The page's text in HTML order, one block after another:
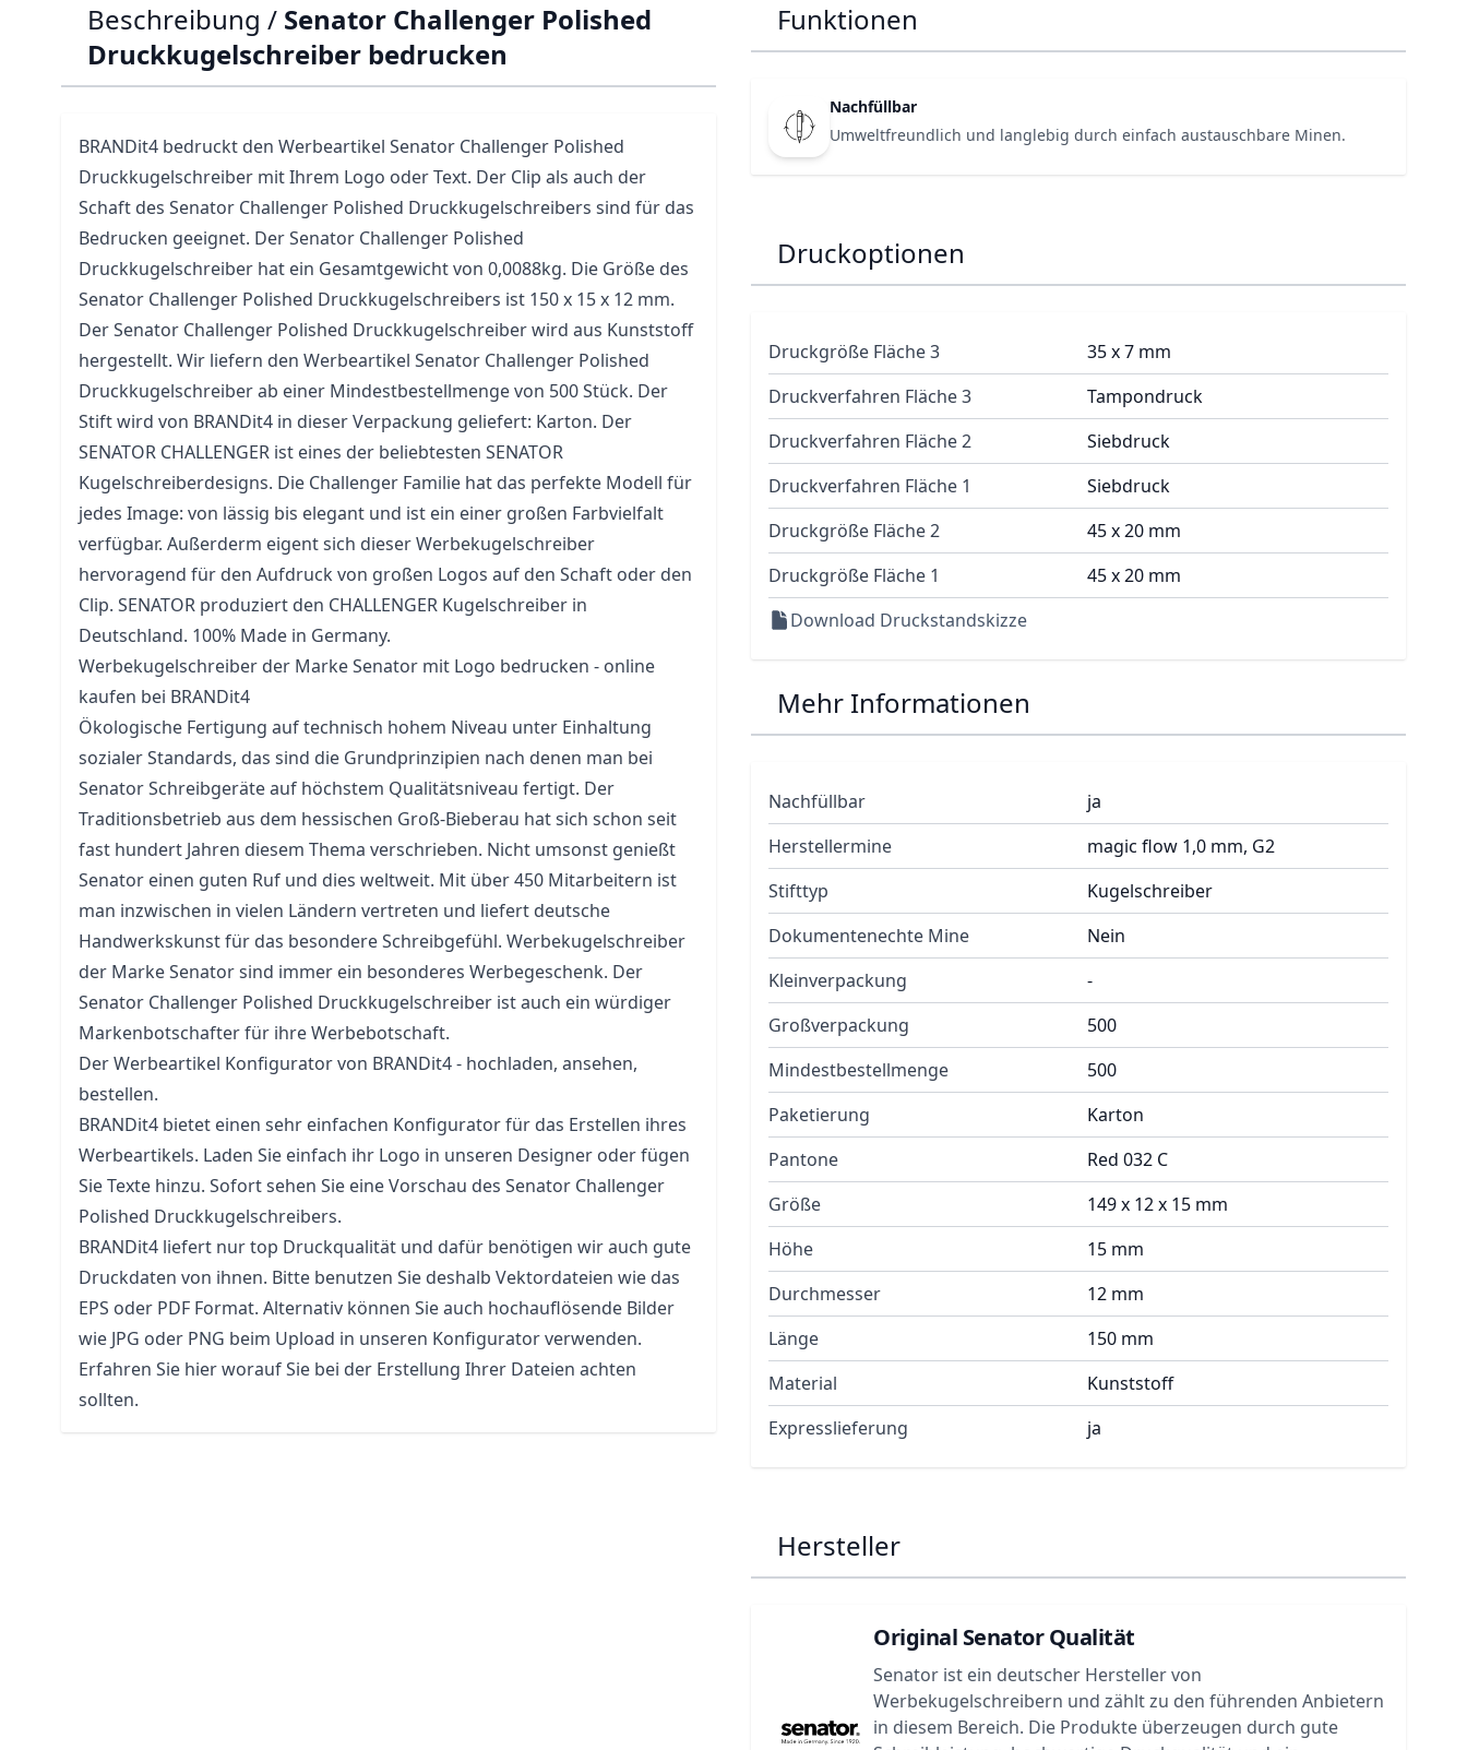
Beschreibung / Senator Challenger Polished
Druckkugelschreiber bedrucken
BRANDit4 bedruckt den Werbeartikel Senator Challenger Polished
Druckkugelschreiber mit Ihrem Logo oder Text. Der Clip als auch der
Schaft des Senator Challenger Polished Druckkugelschreibers sind für das
Bedrucken geeignet. Der Senator Challenger Polished
Druckkugelschreiber hat ein Gesamtgewicht von 0,0088kg. Die Größe des
Senator Challenger Polished Druckkugelschreibers ist 150 x 15 x 12 mm.
Der Senator Challenger Polished Druckkugelschreiber wird aus Kunststoff
hergestellt. Wir liefern den Werbeartikel Senator Challenger Polished
Druckkugelschreiber ab einer Mindestbestellmenge von 500 Stück. Der
Stiftwird von BRANDit4 in dieser Verpackung geliefert: Karton. Der
SENATOR CHALLENGER ist eines der beliebtesten SENATOR
Kugelschreiberdesigns. Die Challenger Familie hat das perfekte Modell für
jedes Image: von lässig bis elegant und ist ein einer großen Farbvielfalt
verfügbar. Außerderm eigent sich dieser Werbekugelschreiber
hervoragend für den Aufdruck von großen Logos auf den Schaft oder den
Clip. SENATOR produziert den CHALLENGER Kugelschreiber in
Deutschland. 100% Made in Germany.
Werbekugelschreiber der Marke Senator mit Logo bedrucken - online
kaufen bei BRANDit4
Ökologische Fertigung auf technisch hohem Niveau unter Einhaltung
sozialer Standards, das sind die Grundprinzipien nach denen man bei
Senator Schreibgeräte auf höchstem Qualitätsniveau fertigt. Der
Traditionsbetrieb aus dem hessischen Groß-Bieberau hat sich schon seit
fast hundert Jahren diesem Thema verschrieben. Nicht umsonst genießt
Senator einen guten Ruf und dies weltweit. Mit über 450 Mitarbeitern ist
man inzwischen in vielen Ländern vertreten und liefert deutsche
Handwerkskunst für das besondere Schreibgefühl. Werbekugelschreiber
der Marke Senator sind immer ein besonderes Werbegeschenk. Der
Senator Challenger Polished Druckkugelschreiber ist auch ein würdiger
Markenbotschafter für ihre Werbebotschaft.
Der Werbeartikel Konfigurator von BRANDit4 - hochladen, ansehen,
bestellen.
BRANDit4 bietet einen sehr einfachen Konfigurator für das Erstellen ihres
Werbeartikels. Laden Sie einfach ihr Logo in unseren Designer oder fügen
Sie Texte hinzu. Sofort sehen Sie eine Vorschau des Senator Challenger
Polished Druckkugelschreibers.
BRANDit4 liefert nur top Druckqualität und dafür benötigen wir auch gute
Druckdaten von ihnen. Bitte benutzen Sie deshalb Vektordateien wie das
EPS oder PDF Format. Alternativ können Sie auch hochauflösende Bilder
wie JPG oder PNG beim Upload in unseren Konfigurator verwenden.
Erfahren Sie hier worauf Sie bei der Erstellung Ihrer Dateien achten
sollten.
Funktionen
Nachfüllbar
Umweltfreundlich und langlebig durch einfach austauschbare Minen.
Druckoptionen
Druckgröße Fläche 3
35 x 7 mm
Druckverfahren Fläche 3
Tampondruck
Druckverfahren Fläche 2
Siebdruck
Druckverfahren Fläche 1
Siebdruck
Druckgröße Fläche 2
45 x 20 mm
Druckgröße Fläche 1
45 x 20 mm
Download Druckstandskizze
Mehr Informationen
Nachfüllbar
ja
Herstellermine
magic flow 1,0 mm, G2
Stifttyp
Kugelschreiber
Dokumentenechte Mine
Nein
Kleinverpackung
-
Großverpackung
500
Mindestbestellmenge
500
Paketierung
Karton
Pantone
Red 032 C
Größe
149 x 12 x 15 mm
Höhe
15 mm
Durchmesser
12 mm
Länge
150 mm
Material
Kunststoff
Expresslieferung
ja
Hersteller
Original Senator Qualität
Senator ist ein deutscher Hersteller von
Werbekugelschreibern und zählt zu den führenden Anbietern
in diesem Bereich. Die Produkte überzeugen durch gute